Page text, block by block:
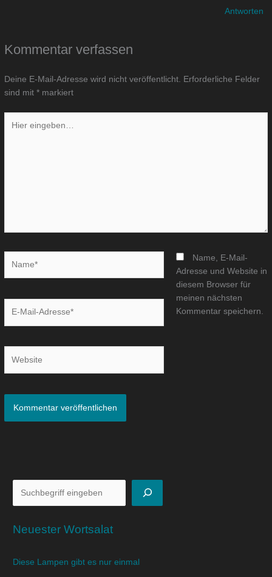
Antworten
Kommentar verfassen
Deine E-Mail-Adresse wird nicht veröffentlicht. Erforderliche Felder
sind mit* markiert
eingeben…
Name, E-Mail-
Adresse und Website in
diesem Browser für
meinen nächsten
Kommentar speichern.
Neuester Wortsalat
Diese Lampen gibt es nur einmal